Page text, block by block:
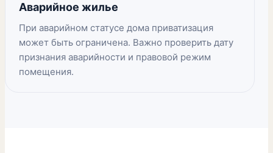
Аварийное жилье
При аварийном статусе дома приватизация
может быть ограничена. Важно проверить дату
признания аварийности и правовой режим
помещения.